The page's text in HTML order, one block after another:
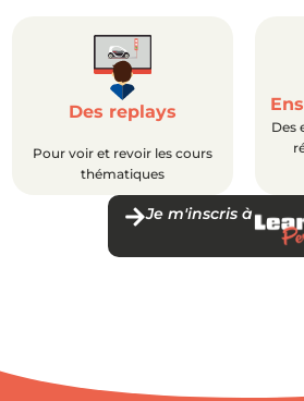
Des replays
Pour voir et revoir les cours
thématiques
Des
Je m'inscris à